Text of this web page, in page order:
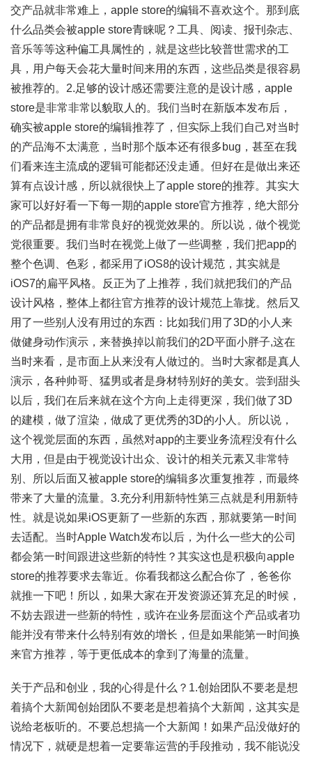
交产品就非常难上，apple store的编辑不喜欢这个。那到底
什么品类会被apple store青睐呢？工具、阅读、报刊杂志、
音乐等等这种偏工具属性的，就是这些比较普世需求的工
具，用户每天会花大量时间来用的东西，这些品类是很容易
被推荐的。2.足够的设计感还需要注意的是设计感，apple
store是非常非常以貌取人的。我们当时在新版本发布后，
确实被apple store的编辑推荐了，但实际上我们自己对当时
的产品海不太满意，当时那个版本还有很多bug，甚至在我
们看来连主流成的逻辑可能都还没走通。但好在是做出来还
算有点设计感，所以就很快上了apple store的推荐。其实大
家可以好好看一下每一期的apple store官方推荐，绝大部分
的产品都是拥有非常良好的视觉效果的。所以说，做个视觉
党很重要。我们当时在视觉上做了一些调整，我们把app的
整个色调、色彩，都采用了iOS8的设计规范，其实就是
iOS7的扁平风格。反正为了上推荐，我们就把我们的产品
设计风格，整体上都往官方推荐的设计规范上靠拢。然后又
用了一些别人没有用过的东西：比如我们用了3D的小人来
做健身动作演示，来替换掉以前我们的2D平面小胖子,这在
当时来看，是市面上从来没有人做过的。当时大家都是真人
演示，各种帅哥、猛男或者是身材特别好的美女。尝到甜头
以后，我们在后来就在这个方向上走得更深，我们做了3D
的建模，做了渲染，做成了更优秀的3D的小人。所以说，
这个视觉层面的东西，虽然对app的主要业务流程没有什么
大用，但是由于视觉设计出众、设计的相关元素又非常特
别、所以后面又被apple store的编辑多次重复推荐，而最终
带来了大量的流量。3.充分利用新特性第三点就是利用新特
性。就是说如果iOS更新了一些新的东西，那就要第一时间
去适配。当时Apple Watch发布以后，为什么一些大的公司
都会第一时间跟进这些新的特性？其实这也是积极向apple
store的推荐要求去靠近。你看我都这么配合你了，爸爸你
就推一下吧！所以，如果大家在开发资源还算充足的时候，
不妨去跟进一些新的特性，或许在业务层面这个产品或者功
能并没有带来什么特别有效的增长，但是如果能第一时间换
来官方推荐，等于更低成本的拿到了海量的流量。
关于产品和创业，我的心得是什么？1.创始团队不要老是想
着搞个大新闻创始团队不要老是想着搞个大新闻，这其实是
说给老板听的。不要总想搞一个大新闻！如果产品没做好的
情况下，就硬是想着一定要靠运营的手段推动，我不能说没